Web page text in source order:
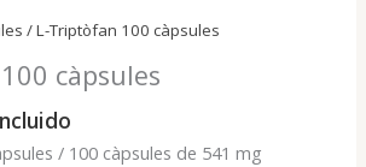
/ L-Triptòfan 100 càpsules
càpsules
/ 100 càpsules de 541 mg